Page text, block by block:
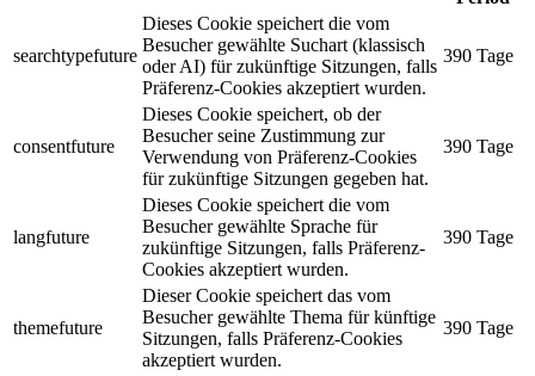
searchtypefuture
Dieses Cookie speichert die vom
Besucher gewählte Suchart (klassisch
oder AI) für zukünftige Sitzungen, falls
Präferenz-Cookies akzeptiert wurden.
390 Tage
consentfuture
Dieses Cookie speichert, ob der
Besucher seine Zustimmung zur
Verwendung von Präferenz-Cookies
für zukünftige Sitzungen gegeben hat.
390 Tage
langfuture
Dieses Cookie speichert die vom
Besucher gewählte Sprache für
zukünftige Sitzungen, falls Präferenz-
Cookies akzeptiert wurden.
390 Tage
themefuture
Dieser Cookie speichert das vom
Besucher gewählte Thema für künftige
Sitzungen, falls Präferenz-Cookies
akzeptiert wurden.
390 Tage